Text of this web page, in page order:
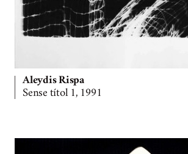
Aleydis Rispa
Sense títol 1, 1991